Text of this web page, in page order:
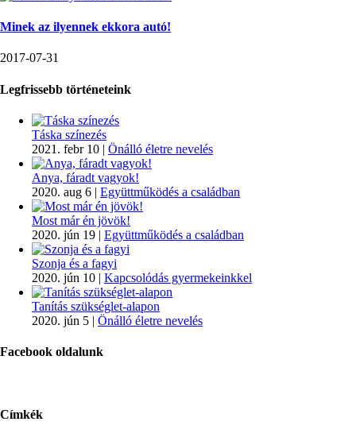
Minek az ilyennek ekkora autó!
2017-07-31
Legfrissebb történeteink
Táska színezés
2021. febr 10 | Önálló életre nevelés
Anya, fáradt vagyok!
2020. aug 6 | Együttműködés a családban
Most már én jövök!
2020. jún 19 | Együttműködés a családban
Szonja és a fagyi
2020. jún 10 | Kapcsolódás gyermekeinkkel
Tanítás szükséglet-alapon
2020. jún 5 | Önálló életre nevelés
Facebook oldalunk
Címkék